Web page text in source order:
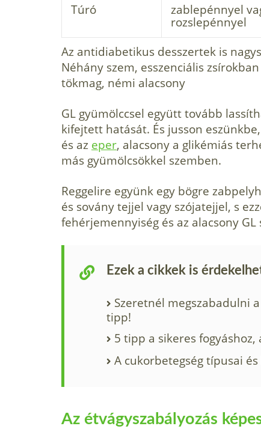
Túró zablepénnyel
rozslepénnyel
Az antidiabetikus desszertek is
Néhány szem, esszenciális
tökmag, némi alacsony
GL gyümölccsel együtt tovább
kifejtett hatását. És jusson
és az eper, alacsony a glikémiás
más gyümölcsökkel szemben.
Reggelire együnk egy bögre
és sovány tejjel vagy szójatejjel, s
fehérjemennyiség és az alacsony
Ezek a cikkek is
Szeretnél megszabadulni
tipp!
5 tipp a sikeres
A cukorbetegség típusai és
Az étvágyszabályozás